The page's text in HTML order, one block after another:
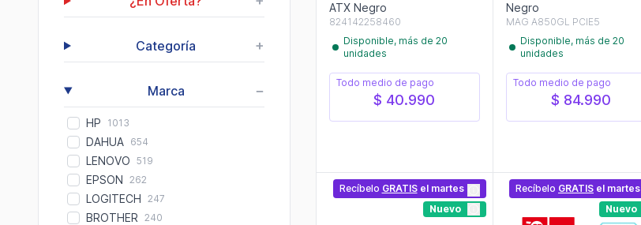
Categoría +
Marca −
HP 1013
DAHUA 654
LENOVO 519
EPSON 262
LOGITECH 247
BROTHER 240
ATX Negro
824142258460
Disponible, más de 20
unidades
Todo medio de pago
$ 40.990
Negro
MAG A850GL PCIE5
Disponible, más de 20
unidades
Todo medio de pago
$ 84.990
Recíbelo GRATISel martes
Nuevo
Recíbelo GRATIS el martes
Nuevo